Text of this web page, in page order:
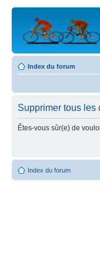
Index du forum
Supprimer tous les
Êtes-vous sûr(e) de
Index du forum